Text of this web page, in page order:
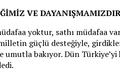
VE
yoktur, sathı müdafaa
güçlü desteğiyle,
umutla bakıyor. Dün